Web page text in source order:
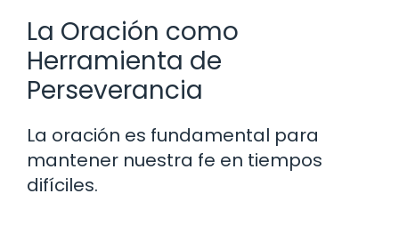
La Oración como
Herramienta de
Perseverancia
La oración es fundamental para
mantener nuestra fe en tiempos
difíciles.